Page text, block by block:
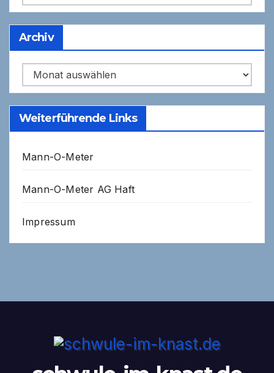
Archiv
Archiv
Weiterführende Links
Mann-O-Meter
Mann-O-Meter AG Haft
Impressum